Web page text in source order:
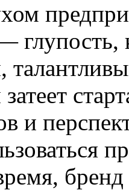
глупость,
и
бренд